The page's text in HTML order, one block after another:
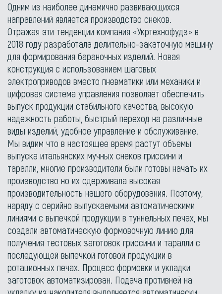
Одним из наиболее динамично развивающихся
направлений является производство снеков.
Отражая эти тенденции компания «Укртехнофудз» в
2018 году разработала делительно-закаточную машину
для формирования бараночных изделий. Новая
конструкция с использованием шаговых
электроприводов вместо пневматики или механики и
цифровая система управления позволяет обеспечить
выпуск продукции стабильного качества, высокую
надежность работы, быстрый переход на различные
виды изделий, удобное управление и обслуживание.
Мы видим что в настоящее время растут объемы
выпуска итальянских мучных снеков гриссини и
таралли, многие производители были готовы начать их
производство но их сдерживала высокая
производительность нашего оборудования. Поэтому,
наряду с серийно выпускаемыми автоматическими
линиями с выпечкой продукции в туннельных печах, мы
создали автоматическую формовочную линию для
получения тестовых заготовок гриссини и таралли с
последующей выпечкой готовой продукции в
ротационных печах. Процесс формовки и укладки
заготовок автоматизирован. Подача противней на